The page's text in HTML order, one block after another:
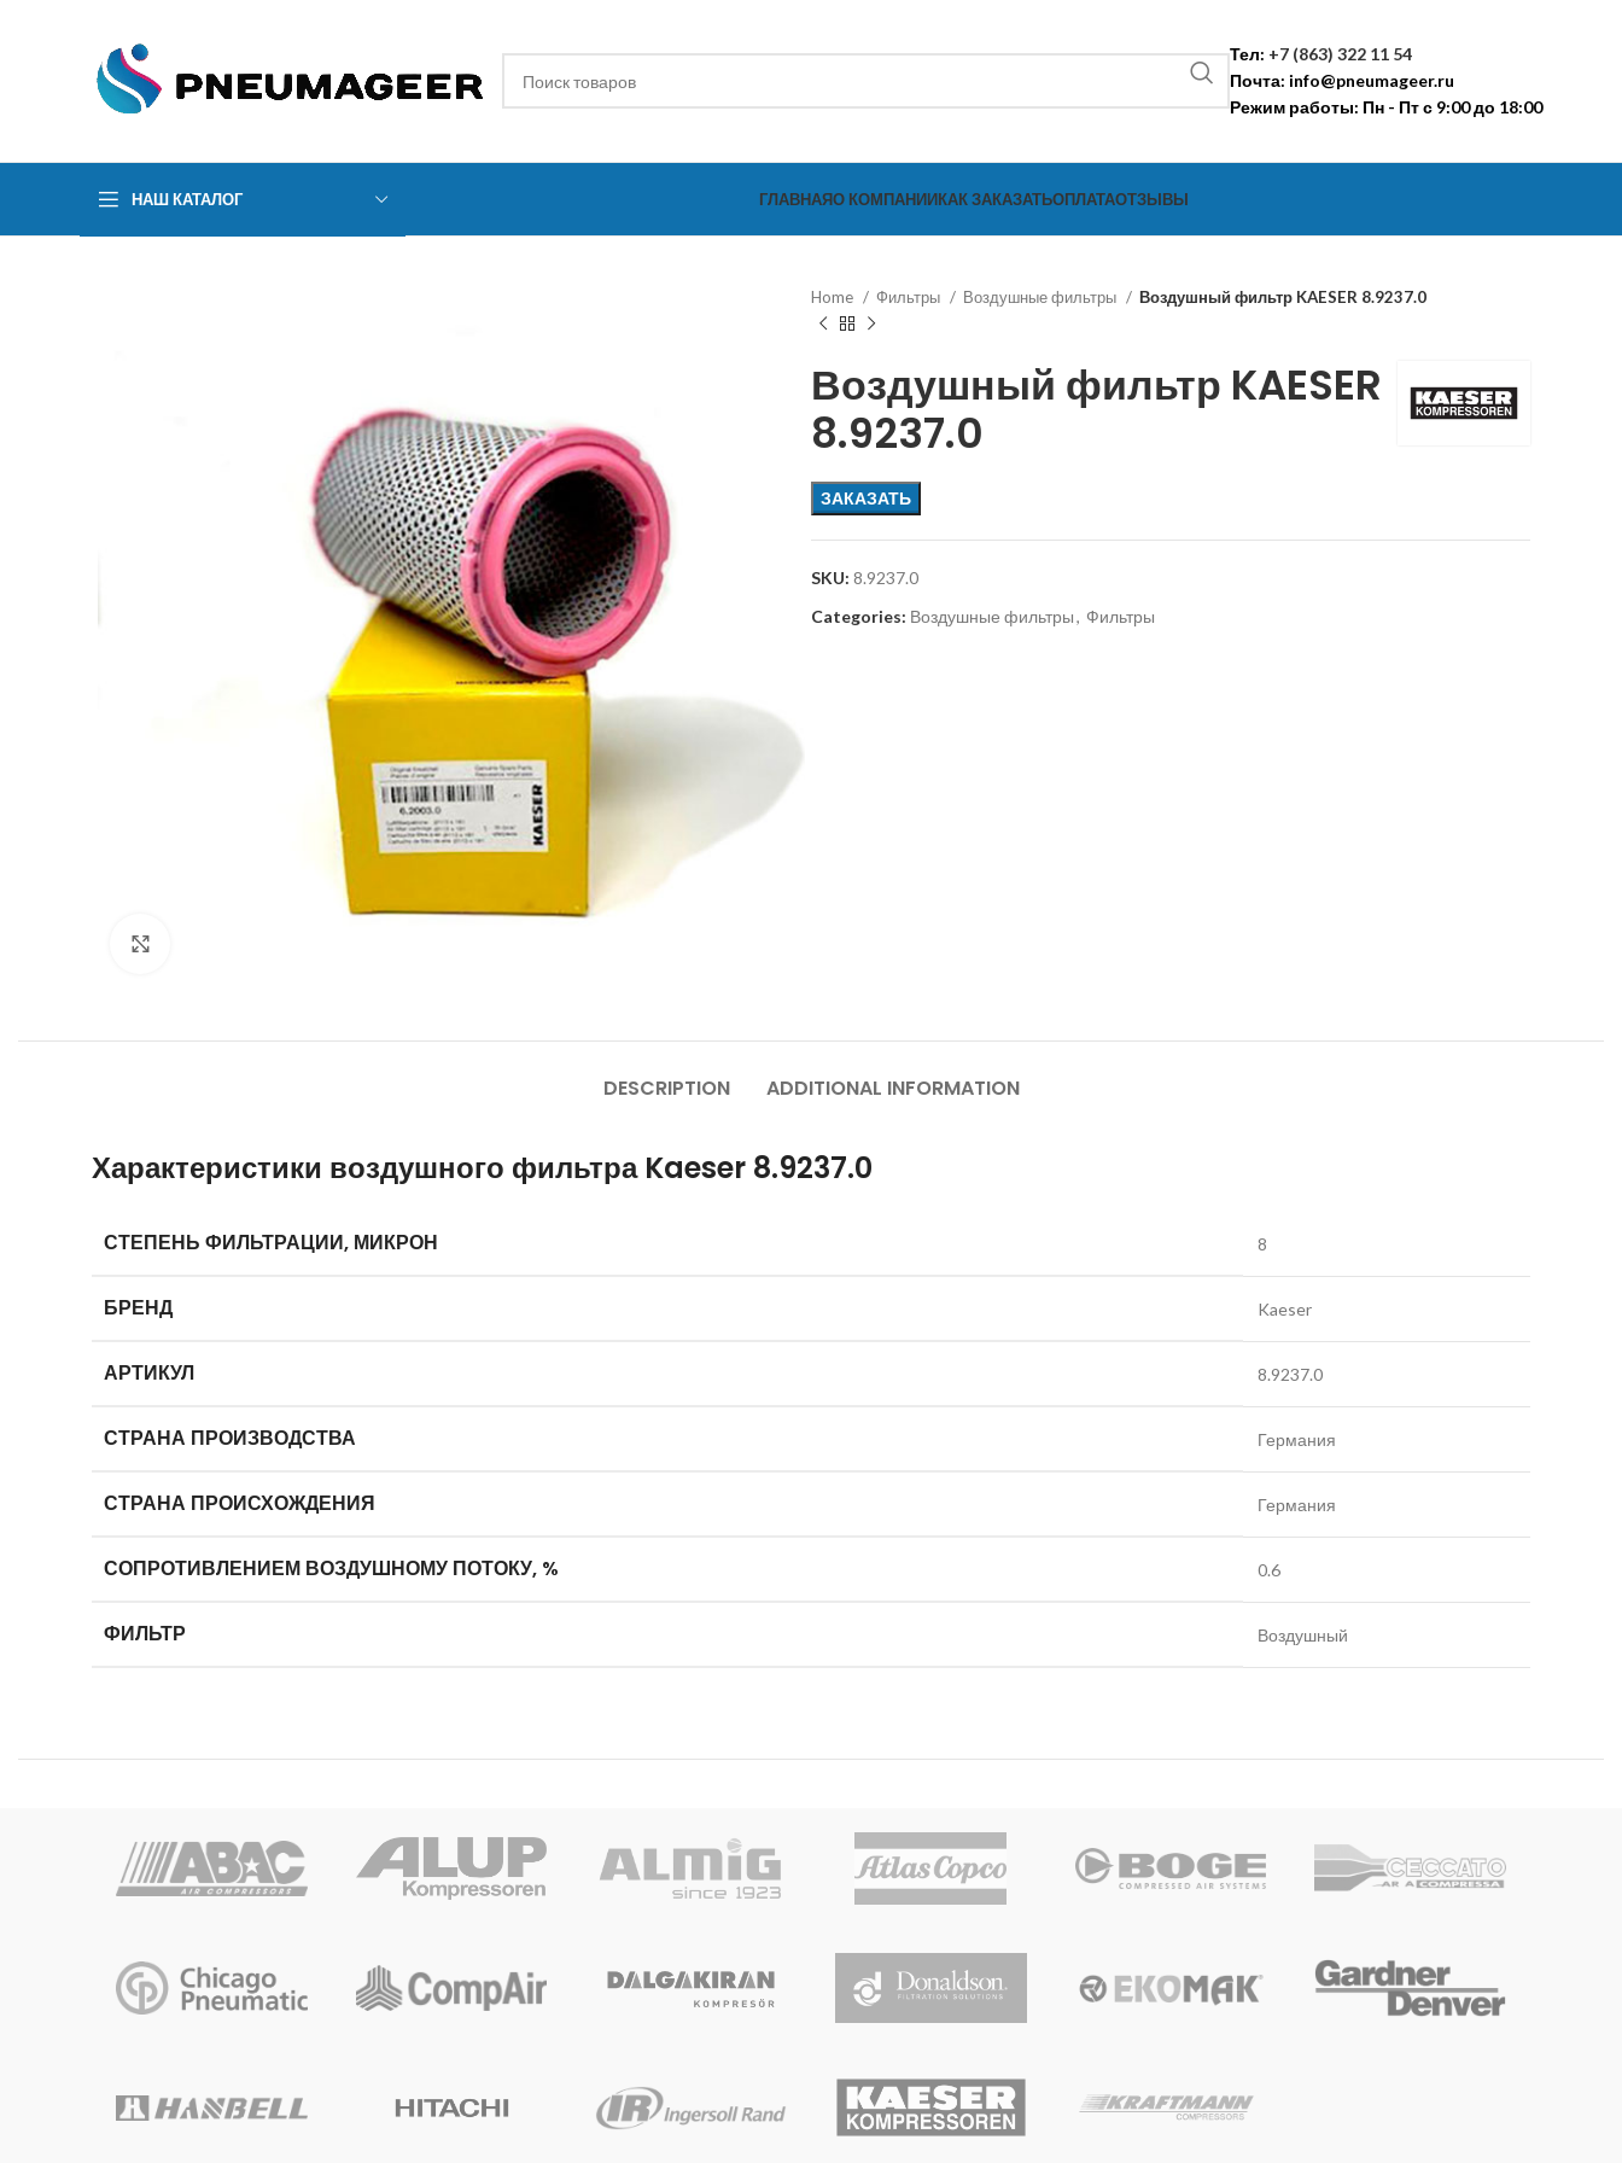
Тел: +7 (863) 322 11 54
Почта: info@pneumageer.ru
Режим работы: Пн - Пт с 9:00 до 18:00
НАШ КАТАЛОГ ГЛАВНАЯО КОМПАНИИКАК ЗАКАЗАТЬОПЛАТАОТЗЫВЫ
Home Фильтры Воздушные фильтры Воздушный фильтр KAESER 8.9237.0
Воздушный фильтр KAESER
8.9237.0
ЗАКАЗАТЬ
SKU: 8.9237.0
Categories: Воздушные фильтры, Фильтры
DESCRIPTION ADDITIONAL INFORMATION
Характеристики воздушного фильтра Kaeser 8.9237.0
СТЕПЕНЬ ФИЛЬТРАЦИИ, МИКРОН 8
БРЕНД Kaeser
АРТИКУЛ 8.9237.0
СТРАНА ПРОИЗВОДСТВА Германия
СТРАНА ПРОИСХОЖДЕНИЯ Германия
СОПРОТИВЛЕНИЕМ ВОЗДУШНОМУ ПОТОКУ, % 0.6
ФИЛЬТР Воздушный